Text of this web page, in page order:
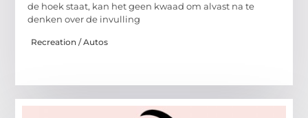
de hoek staat, kan het geen kwaad om alvast na te
denken over de invulling
Recreation / Autos